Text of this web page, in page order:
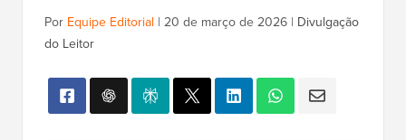
Por Equipe Editorial | 20 de março de 2026 | Divulgação
do Leitor